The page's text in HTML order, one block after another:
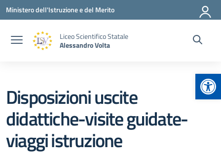
Vai ai contenuti
Vai al menu di navigazione
Vai al footer
Ministero dell'Istruzione e del Merito
Liceo Scientifico Statale
Alessandro Volta
Disposizioni uscite
didattiche-visite guidate-
viaggi istruzione